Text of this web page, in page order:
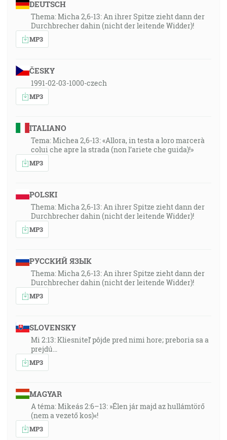
DEUTSCH
Thema: Micha 2,6-13: An ihrer Spitze zieht dann der
Durchbrecher dahin (nicht der leitende Widder)!
MP3
ČESKY
1991-02-03-1000-czech
MP3
ITALIANO
Tema: Michea 2,6-13: «Allora, in testa a loro marcerà
colui che apre la strada (non l’ariete che guida)!»
MP3
POLSKI
Thema: Micha 2,6-13: An ihrer Spitze zieht dann der
Durchbrecher dahin (nicht der leitende Widder)!
MP3
РУССКИЙ ЯЗЫК
Thema: Micha 2,6-13: An ihrer Spitze zieht dann der
Durchbrecher dahin (nicht der leitende Widder)!
MP3
SLOVENSKY
Mi 2:13: Kliesniteľ pôjde pred nimi hore; preboria sa a
prejdú…
MP3
MAGYAR
A téma: Mikeás 2:6–13: »Élen jár majd az hullámtörő
(nem a vezető kos)«!
MP3